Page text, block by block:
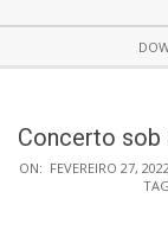
Navigation
Concerto sob
ON: FEVEREIRO 27,